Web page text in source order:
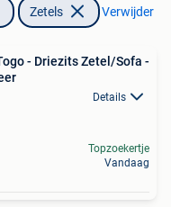
Zetels Verwijder
- Driezits Zetel/Sofa -
Details
Topzoekertje
Vandaag